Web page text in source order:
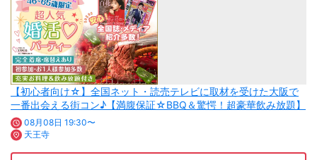
【初心者向け☆】全国ネット・読売テレビに取材を受けた大阪で
一番出会える街コン♪【満腹保証☆BBQ＆驚愕！超豪華飲み放題】
08月08日 19:30〜
天王寺